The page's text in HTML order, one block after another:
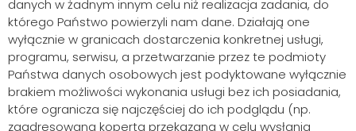
danych w żadnym innym celu niż realizacja zadania, do
którego Państwo powierzyli nam dane. Działają one
wyłącznie w granicach dostarczenia konkretnej usługi,
programu, serwisu, a przetwarzanie przez te podmioty
Państwa danych osobowych jest podyktowane wyłącznie
brakiem możliwości wykonania usługi bez ich posiadania,
które ogranicza się najczęściej do ich podglądu (np.
zaadresowana koperta przekazana w celu wysłania